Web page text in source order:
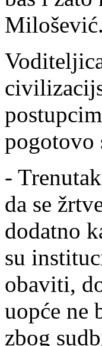
Milošević.
pogotovo
-
da se
dodatno
su
obaviti,
uopće ne
zbog